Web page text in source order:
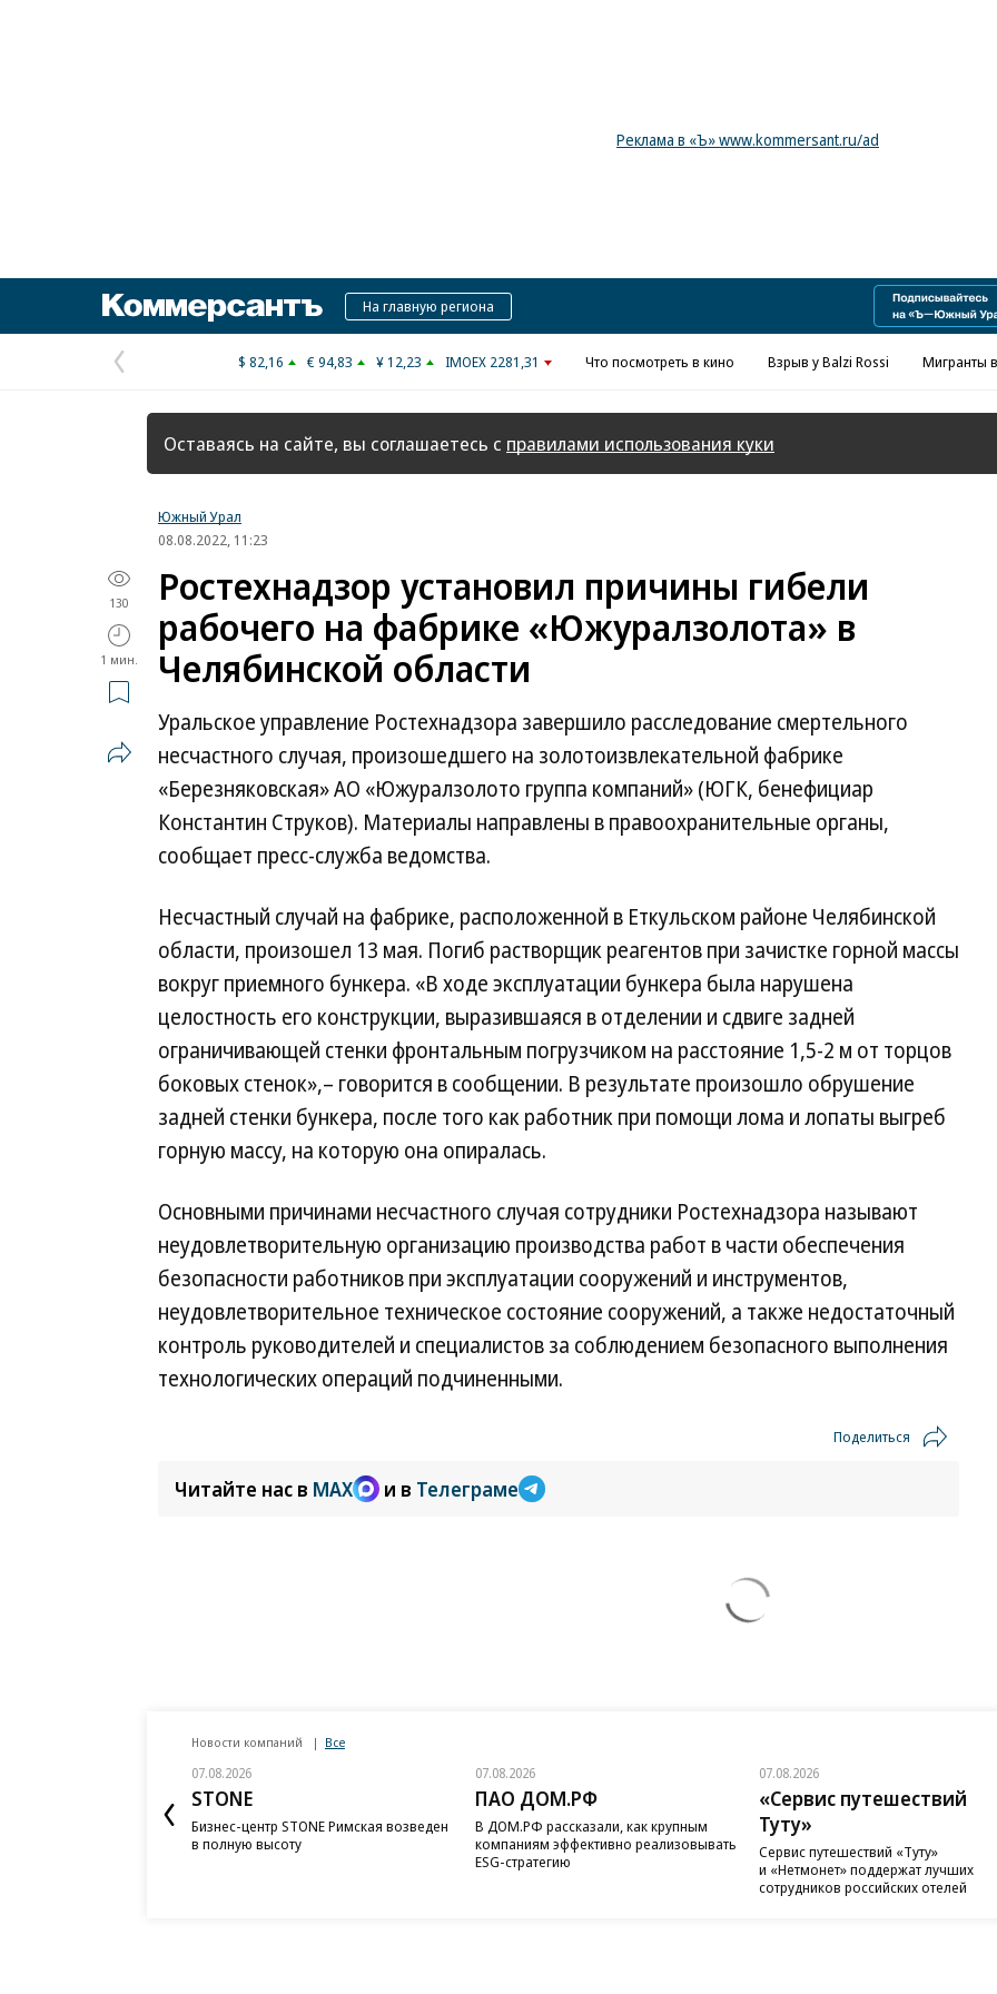
Реклама в «Ъ» www.kommersant.ru/ad
КоммерсантъНа главную региона
Предыдущая
страница
$ 82,16 € 94,83 ¥ 12,23 IMOEX 2281,31 Что посмотреть в кино Взрыв у Balzi Rossi Мигранты
Оставаясь на сайте, вы соглашаетесь с правилами использования куки
Южный Урал
08.08.2022, 11:23
130
1 мин.
Ростехнадзор установил причины гибели
рабочего на фабрике «Южуралзолота» в
Челябинской области
Уральское управление Ростехнадзора завершило расследование смертельного
несчастного случая, произошедшего на золотоизвлекательной фабрике
«Березняковская» АО «Южуралзолото группа компаний» (ЮГК, бенефициар
Константин Струков). Материалы направлены в правоохранительные органы,
сообщает пресс-служба ведомства.
Несчастный случай на фабрике, расположенной в Еткульском районе Челябинской
области, произошел 13 мая. Погиб растворщик реагентов при зачистке горной массы
вокруг приемного бункера. «В ходе эксплуатации бункера была нарушена
целостность его конструкции, выразившаяся в отделении и сдвиге задней
ограничивающей стенки фронтальным погрузчиком на расстояние 1,5-2 м от торцов
боковых стенок»,– говорится в сообщении. В результате произошло обрушение
задней стенки бункера, после того как работник при помощи лома и лопаты выгреб
горную массу, на которую она опиралась.
Основными причинами несчастного случая сотрудники Ростехнадзора называют
неудовлетворительную организацию производства работ в части обеспечения
безопасности работников при эксплуатации сооружений и инструментов,
неудовлетворительное техническое состояние сооружений, а также недостаточный
контроль руководителей и специалистов за соблюдением безопасного выполнения
технологических операций подчиненными.
Поделиться
Читайте нас в MAX и в Телеграме
Новости компаний Все
07.08.2026
STONE
Бизнес-центр STONE Римская возведен
в полную высоту
07.08.2026
ПАО ДОМ.РФ
В ДОМ.РФ рассказали, как крупным
компаниям эффективно реализовывать
ESG-стратегию
07.08.2026
«Сервис путешествий
Туту»
Сервис путешествий «Туту»
и «Нетмонет» поддержат лучших
сотрудников российских отелей